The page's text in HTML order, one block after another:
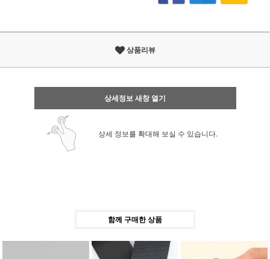
상품리뷰
상세정보 새창 열기
상세 정보를 확대해 보실 수 있습니다.
함께 구매한 상품